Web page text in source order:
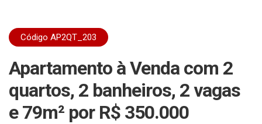
Código AP2QT_203
Apartamento à Venda com 2
quartos, 2 banheiros, 2 vagas
e 79m² por R$ 350.000